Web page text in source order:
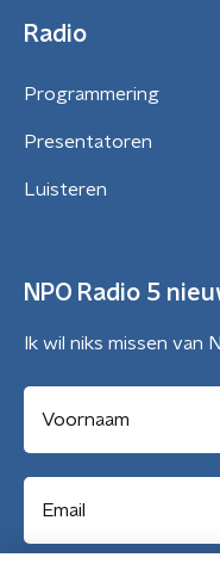
Radio
Programmering
Presentatoren
Luisteren
NPO Radio 5
Ik wil niks missen van